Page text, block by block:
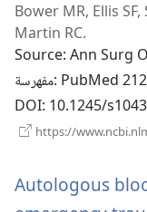
Bower MR, Ellis
Martin RC.
Source‎: Ann Surg
مفهرسة‎: PubMed
DOI‎: 10.1245/
https://
Autologous